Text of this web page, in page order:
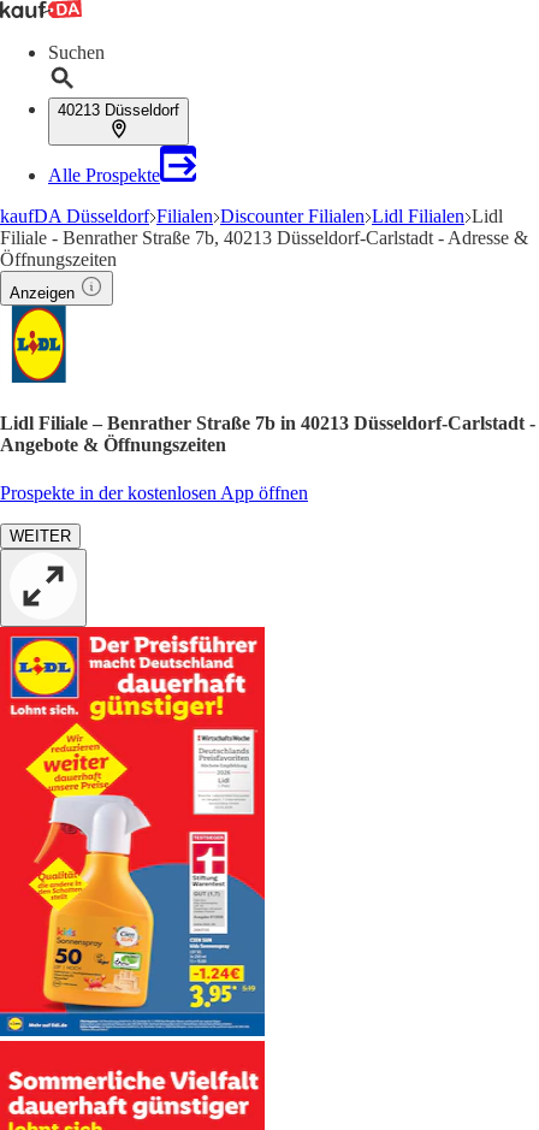
Suchen
40213 Düsseldorf
Alle Prospekte
kaufDA Düsseldorf Filialen Discounter Filialen Lidl Filialen Lidl
Filiale - Benrather Straße 7b, 40213 Düsseldorf-Carlstadt - Adresse &
Öffnungszeiten
Anzeigen
Lidl Filiale – Benrather Straße 7b in 40213 Düsseldorf-Carlstadt -
Angebote & Öffnungszeiten
Prospekte in der kostenlosen App öffnen
WEITER